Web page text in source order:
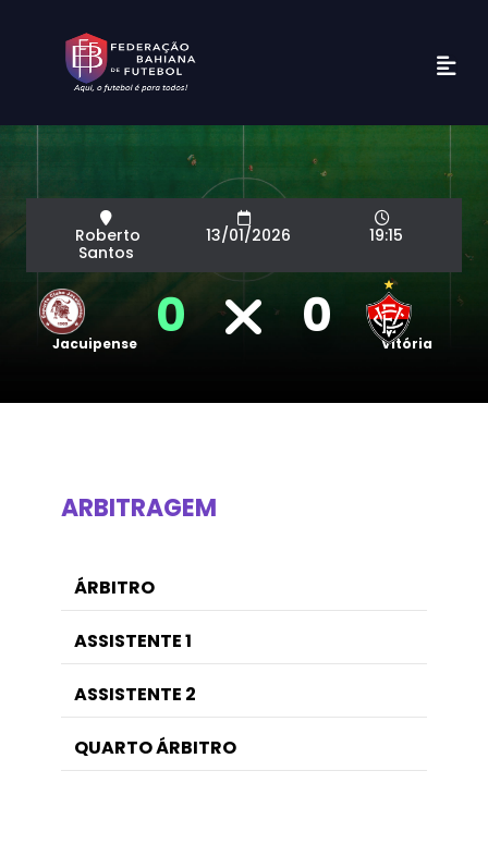
Roberto
Santos
13/01/2026 19:15
Jacuipense 0 0 Vitória
ARBITRAGEM
ÁRBITRO
ASSISTENTE 1
ASSISTENTE 2
QUARTO ÁRBITRO